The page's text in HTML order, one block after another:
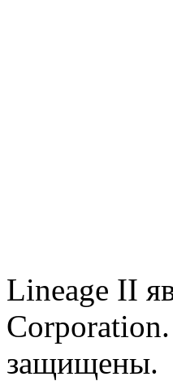
Lineage II
защищены.